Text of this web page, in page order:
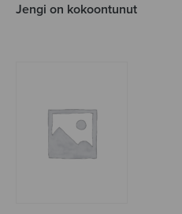
Jengi on kokoontunut